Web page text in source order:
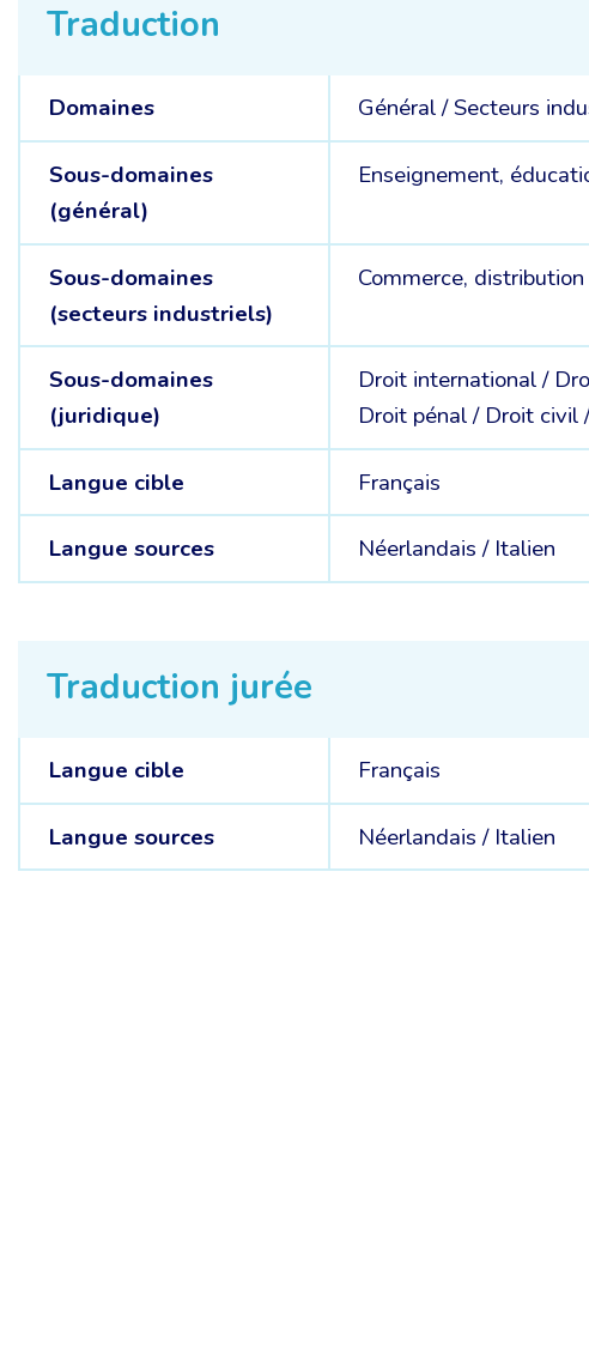
Traduction
Domaines Général /Secteurs
Sous-domaines
(général)
Enseignement,
Sous-domaines
(secteurs industriels)
Commerce, distribution
Sous-domaines
(juridique)
Droit international /
Droit pénal / Droit civil
Langue cible Français
Langue sources Néerlandais / Italien
Traduction jurée
Langue cible Français
Langue sources Néerlandais / Italien